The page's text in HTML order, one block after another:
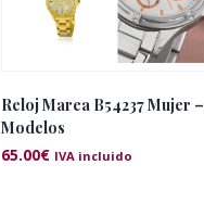
Reloj Marea B54237 Mujer –
Modelos
65.00€ IVA incluido